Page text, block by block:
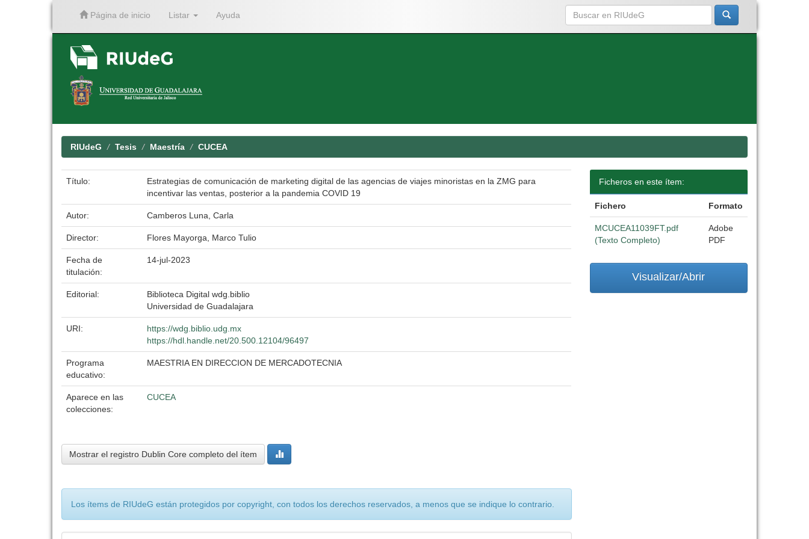
Página de inicio Listar Ayuda
RIUdeG Tesis Maestría CUCEA
Título:
Estrategias de comunicación de marketing digital de las agencias de viajes minoristas en la ZMG para
incentivar las ventas, posterior a la pandemia COVID 19
Autor: Camberos Luna, Carla
Director: Flores Mayorga, Marco Tulio
Fecha de
titulación:
14-jul-2023
Editorial:
Biblioteca Digital wdg.biblio
Universidad de Guadalajara
URI:
https://wdg.biblio.udg.mx
https://hdl.handle.net/20.500.12104/96497
Programa
educativo:
MAESTRIA EN DIRECCION DE MERCADOTECNIA
Aparece en las
colecciones:
CUCEA
Mostrar el registro Dublin Core completo del ítem
Los ítems de RIUdeG están protegidos por copyright, con todos los derechos reservados, a menos que se indique lo contrario.
Ficheros en este ítem:
Fichero Formato
MCUCEA11039FT.pdf
(Texto Completo)
Adobe
PDF
Visualizar/Abrir